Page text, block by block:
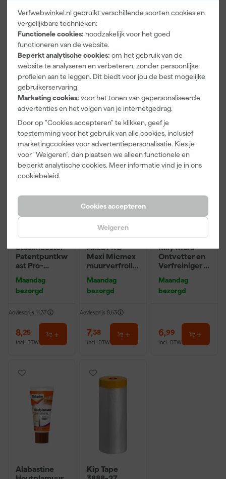
Verfwebwinkel.nl gebruikt verschillende soorten cookies en
vergelijkbare technieken:
Functionele cookies: noodzakelijk voor het goed
functioneren van de website.
Beperkt analytische cookies: om het gebruik van de
website te analyseren en verbeteren, zonder persoonlijke
profielen aan te leggen. Dit biedt voor jou de best mogelijke
gebruikerservaring.
Marketing cookies: voor het tonen van gepersonaliseerde
advertenties en het volgen van je internetgedrag.
Door op "Cookies accepteren" te klikken, geef je
toestemming voor het gebruik van alle cookies, inclusief
marketingcookies voor advertentiepersonalisatie. Kies je
voor "Weigeren", dan plaatsen we alleen functionele en
beperkt analytische cookies. Meer informatie vind je in ons
cookiebeleid.
Cookies accepteren
Weigeren
Kip Tape
3308-24
Washi Tec
Schilderstape
Gold - 24mm
Maandag
bezorgd
6,50
incl. BTW
Go!Paint Roll
And Go
Verfbak -
12cm Roller -
0,5L + 5
Maandag
bezorgd
3,99
incl. BTW
Schuurblok
m Sk 500
Maandag
bezorgd
1,39
incl. BTW
Onze Top 10
Staalmeester
Patentpuntkw
ast Pro-
10 (2cm)
Maandag
bezorgd
Adviesprijs 11,37
8,25
incl. BTW
Anza PRO
Maxi Micmex
muurverfrolle
Maandag
bezorgd
Adviesprijs 8,53
7,38
incl. BTW
Onze Top 10
Rilly Multi
Ontvetter en
Verfreiniger –
Maandag
bezorgd
6,99
incl. BTW
Alabastine
Kip Tape